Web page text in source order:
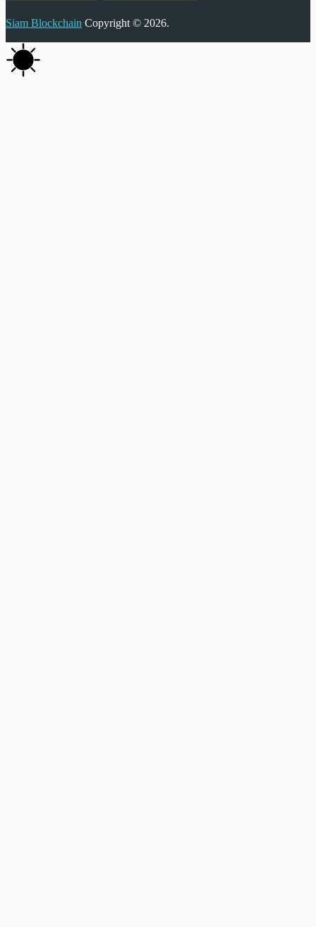
Siam Blockchain Copyright © 2026.